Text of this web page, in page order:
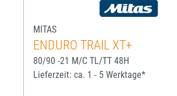
MITAS
ENDURO TRAIL XT+
80/90 -21 M/C TL/TT 48H
Lieferzeit: ca. 1 - 5 Werktage*